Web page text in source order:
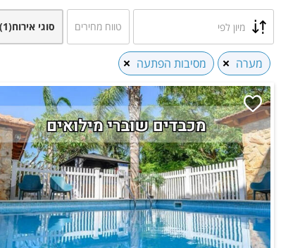
מיון לפי טווח מחירים סוגי אירוח(1)
מערה מסיבות הפתעה